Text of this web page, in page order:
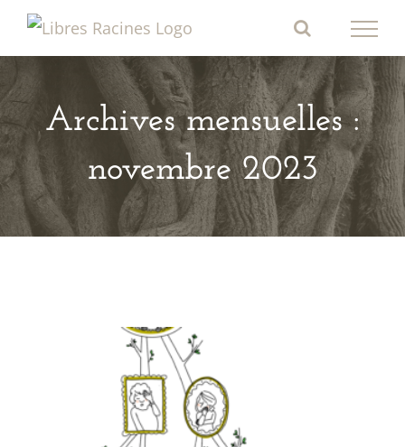
Passer
contenu
Archives mensuelles :
novembre 2023